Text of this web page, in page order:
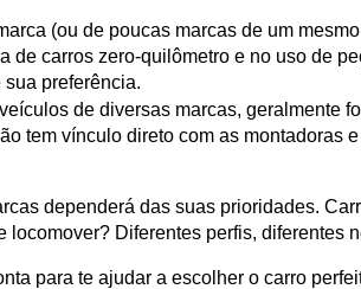
(ou de poucas marcas de um
de carros zero-quilômetro e no uso de
preferência.
de diversas marcas, geralmente
tem vínculo direto com as
dependerá das suas prioridades.
Diferentes perfis, diferentes
para te ajudar a escolher o carro